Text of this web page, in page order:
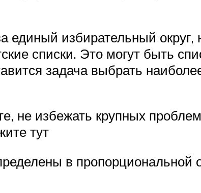
единый избирательный округ,
списки. Это могут быть
задача выбрать
не избежать крупных
тут
в пропорциональной